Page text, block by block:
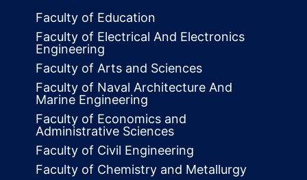
Faculty of Education
Faculty of Electrical And Electronics
Engineering
Faculty of Arts and Sciences
Faculty of Naval Architecture And
Marine Engineering
Faculty of Economics and
Administrative Sciences
Faculty of Civil Engineering
Faculty of Chemistry and Metallurgy